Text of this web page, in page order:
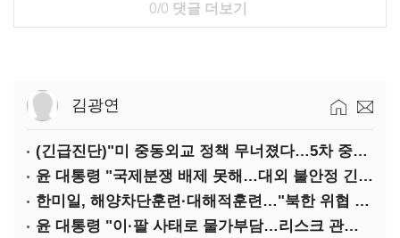
0/0 댓글 더보기
김광연
(긴급진단)"미 중동외교 정책 무너졌다…5차 중동전 가능성은 낮아"
윤 대통령 "국제분쟁 배제 못해…대외 불안정 긴밀대응"
한미일, 해양차단훈련·대해적훈련…"북한 위협 억제"
윤 대통령 "이·팔 사태로 물가부담…리스크 관리 만전 기해야"